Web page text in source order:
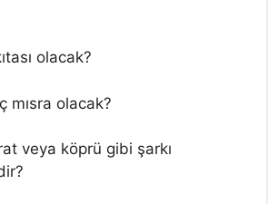
olacak?
mısra olacak?
veya köprü gibi şarkı